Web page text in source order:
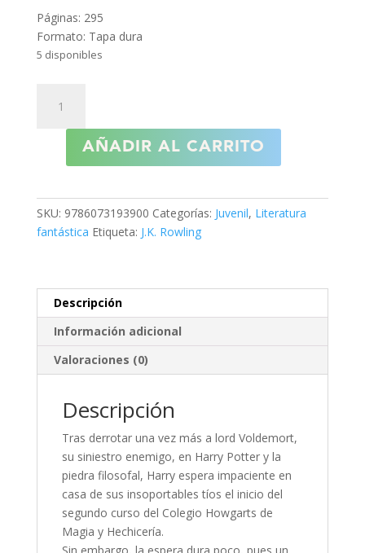
Páginas: 295
Formato: Tapa dura
5 disponibles
POTTER
CÁMARA
(TD)
AÑADIR AL CARRITO
SKU: 9786073193900 Categorías: Juvenil, Literatura
fantástica Etiqueta: J.K. Rowling
Descripción
Información adicional
Valoraciones (0)
Descripción
Tras derrotar una vez más a lord Voldemort,
su siniestro enemigo, en Harry Potter y la
piedra filosofal, Harry espera impaciente en
casa de sus insoportables tíos el inicio del
segundo curso del Colegio Howgarts de
Magia y Hechicería.